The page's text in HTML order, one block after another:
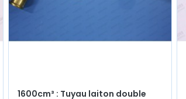
1600cm³ : Tuyau laiton double